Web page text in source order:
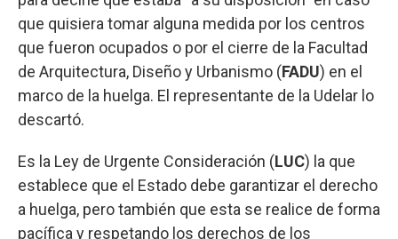
que quisiera tomar alguna medida por los centros
que fueron ocupados o por el cierre de la Facultad
de Arquitectura, Diseño y Urbanismo (FADU) en el
marco de la huelga. El representante de la Udelar lo
descartó.
Es la Ley de Urgente Consideración (LUC) la que
establece que el Estado debe garantizar el derecho
a huelga, pero también que esta se realice de forma
pacífica y respetando los derechos de los